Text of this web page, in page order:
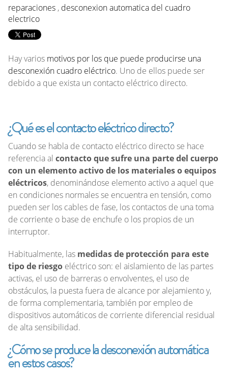
reparaciones , desconexion automatica del cuadro
electrico
Hay varios motivos por los que puede producirse una
desconexión cuadro eléctrico. Uno de ellos puede ser
debido a que exista un contacto eléctrico directo.
¿Qué es el contacto eléctrico directo?
Cuando se habla de contacto eléctrico directo se hace
referencia al contacto que sufre una parte del cuerpo
con un elemento activo de los materiales o equipos
eléctricos, denominándose elemento activo a aquel que
en condiciones normales se encuentra en tensión, como
pueden ser los cables de fase, los contactos de una toma
de corriente o base de enchufe o los propios de un
interruptor.
Habitualmente, las medidas de protección para este
tipo de riesgo eléctrico son: el aislamiento de las partes
activas, el uso de barreras o envolventes, el uso de
obstáculos, la puesta fuera de alcance por alejamiento y,
de forma complementaria, también por empleo de
dispositivos automáticos de corriente diferencial residual
de alta sensibilidad.
¿Cómo se produce la desconexión automática
en estos casos?